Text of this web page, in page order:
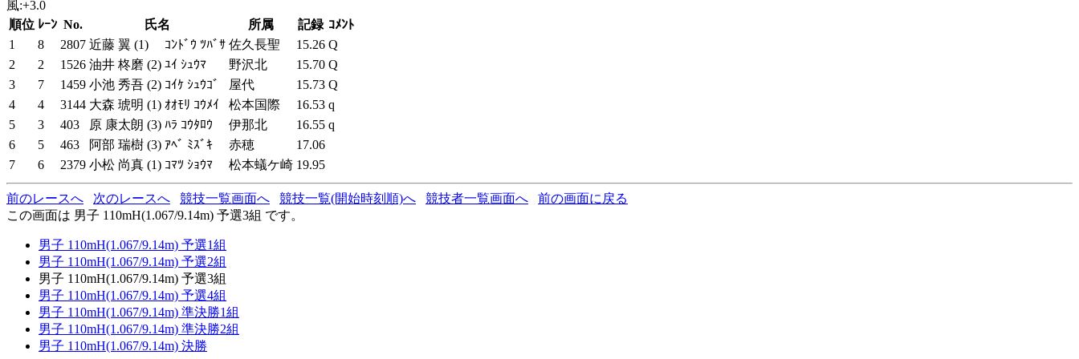
風:+3.0
順位 ﾚｰﾝ No. 氏名 所属 記録 ｺﾒﾝﾄ
1
8 2807 近藤 翼 (1) ｺﾝﾄﾞｳ ﾂﾊﾞｻ 佐久長聖 15.26 Q
2
2 1526 油井 柊磨 (2) ﾕｲ ｼｭｳﾏ 野沢北 15.70 Q
3
7 1459 小池 秀吾 (2) ｺｲｹ ｼｭｳｺﾞ 屋代 15.73 Q
4
4 3144 大森 琥明 (1) ｵｵﾓﾘ ｺｳﾒｲ 松本国際 16.53 q
5
3 403 原 康太朗 (3) ﾊﾗ ｺｳﾀﾛｳ 伊那北 16.55 q
6
5 463 阿部 瑞樹 (3) ｱﾍﾞ ﾐｽﾞｷ 赤穂
17.06
7
6 2379 小松 尚真 (1) ｺﾏﾂ ｼｮｳﾏ 松本蟻ケ崎 19.95
前のレースへ 次のレースへ 競技一覧画面へ 競技一覧(開始時刻順)へ 競技者一覧画面へ
前の画面に戻る
この画面は 男子 110mH(1.067/9.14m) 予選3組 です。
男子 110mH(1.067/9.14m) 予選1組
男子 110mH(1.067/9.14m) 予選2組
男子 110mH(1.067/9.14m) 予選3組
男子 110mH(1.067/9.14m) 予選4組
男子 110mH(1.067/9.14m) 準決勝1組
男子 110mH(1.067/9.14m) 準決勝2組
男子 110mH(1.067/9.14m) 決勝